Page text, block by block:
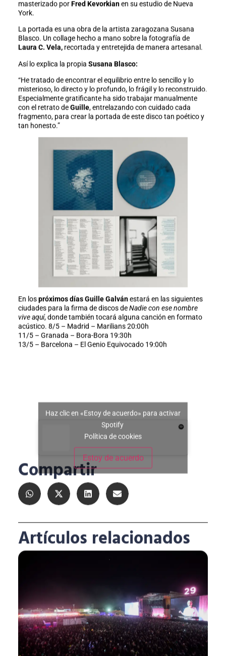
masterizado porFred Kevorkianen su estudio de Nueva
York.
La portada es una obra de la artista zaragozana Susana
Blasco. Un collage hecho a mano sobre la fotografía de
Laura C. Vela,recortada y entretejida de manera artesanal.
Así lo explica la propia Susana Blasco:
“He tratado de encontrar el equilibrio entre lo sencillo y lo
misterioso, lo directo y lo profundo, lo frágil y lo reconstruido.
Especialmente gratificante ha sido trabajar manualmente
con el retrato deGuille, entrelazando con cuidado cada
fragmento, para crear la portada de este disco tan poético y
tan honesto.”
En lospróximos días Guille Galvánestará en las siguientes
ciudades para la firma de discos deNadie con ese nombre
vive aquí, donde también tocará alguna canción en formato
acústico. 8/5 – Madrid – Marilians 20:00h
11/5 – Granada – Bora-Bora 19:30h
13/5 – Barcelona – El Genio Equivocado 19:00h
Haz clic en «Estoy de acuerdo» para activar
Spotify
Política de cookies
Estoy de acuerdo
Compartir
Artículos relacionados